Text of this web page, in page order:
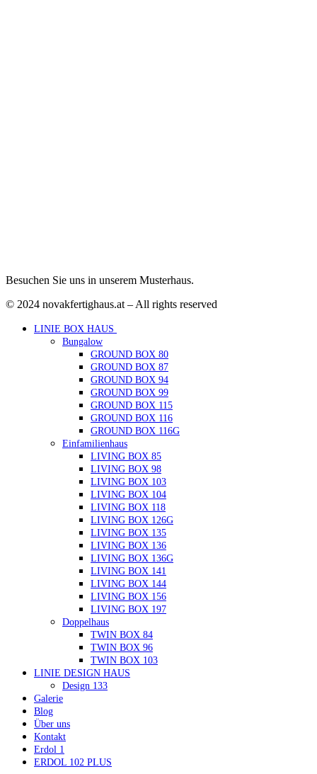
Besuchen Sie uns in unserem Musterhaus.
© 2024 novakfertighaus.at – All rights reserved
LINIE BOX HAUS
Bungalow
GROUND BOX 80
GROUND BOX 87
GROUND BOX 94
GROUND BOX 99
GROUND BOX 115
GROUND BOX 116
GROUND BOX 116G
Einfamilienhaus
LIVING BOX 85
LIVING BOX 98
LIVING BOX 103
LIVING BOX 104
LIVING BOX 118
LIVING BOX 126G
LIVING BOX 135
LIVING BOX 136
LIVING BOX 136G
LIVING BOX 141
LIVING BOX 144
LIVING BOX 156
LIVING BOX 197
Doppelhaus
TWIN BOX 84
TWIN BOX 96
TWIN BOX 103
LINIE DESIGN HAUS
Design 133
Galerie
Blog
Über uns
Kontakt
Erdol 1
ERDOL 102 PLUS